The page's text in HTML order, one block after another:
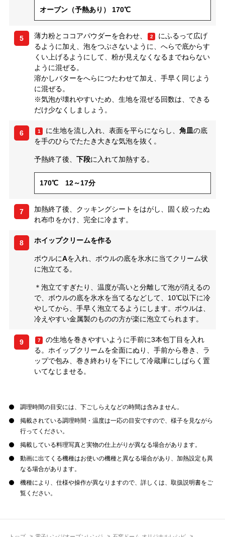
オーブン（予熱あり） 170℃
5 薄力粉とココアパウダーを合わせ、 2
にふるって広げ
るように加え、泡をつぶさないように、へらで底からす
くい上げるようにして、粉が見えなくなるまでねらない
ように混ぜる。
溶かしバターをへらにつたわせて加え、手早く同じよう
に混ぜる。
※気泡が壊れやすいため、生地を混ぜる回数は、できる
だけ少なくしましょう。
6 1 に生地を流し入れ、表面を平らにならし、 角皿の底
を手のひらでたたき大きな気泡を抜く。
予熱終了後、 下段に入れて加熱する。
170℃ 12～17分
7
加熱終了後、クッキングシートをはがし、固く絞ったぬ
れ布巾をかけ、完全に冷ます。
8 ホイップクリームを作る
ボウルにAを入れ、ボウルの底を氷水に当てクリーム状
に泡立てる。
＊泡立てすぎたり、温度が高いと分離して泡が消えるの
で、ボウルの底を氷水を当てるなどして、10℃以下に冷
やしてから、手早く泡立てるようにします。ボウルは、
冷えやすい金属製のものの方が楽に泡立てられます。
9 7
の生地を巻きやすいように手前に3本包丁目を入れ
る。ホイップクリームを全面にぬり、手前から巻き、ラ
ップで包み、巻き終わりを下にして冷蔵庫にしばらく置
いてなじませる。
調理時間の目安には、下ごしらえなどの時間は含みません。
掲載されている調理時間・温度は一応の目安ですので、様子を見ながら
行ってください。
掲載している料理写真と実物の仕上がりが異なる場合があります。
動画に出てくる機種はお使いの機種と異なる場合があり、加熱設定も異
なる場合があります。
機種により、仕様や操作が異なりますので、詳しくは、取扱説明書をご
覧ください。